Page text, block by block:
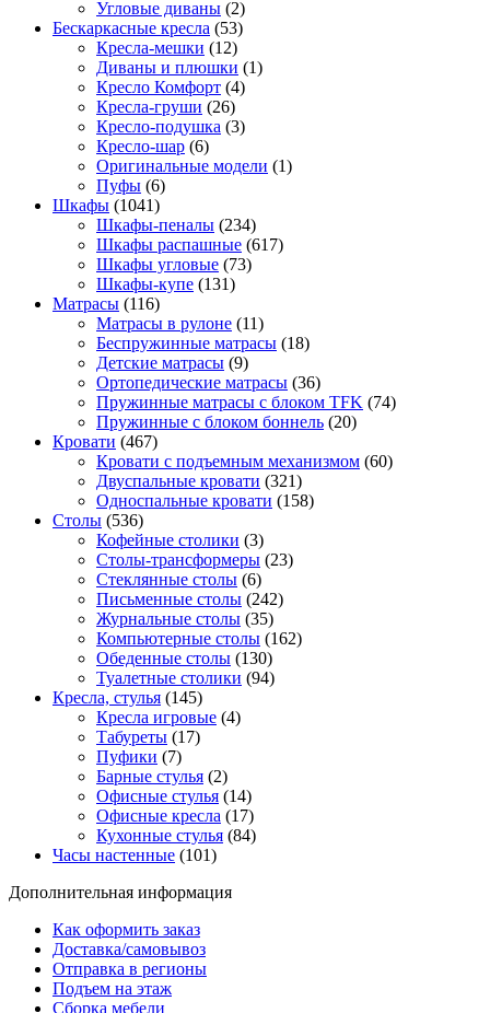
Угловые диваны (2)
Бескаркасные кресла (53)
Кресла-мешки (12)
Диваны и плюшки (1)
Кресло Комфорт (4)
Кресла-груши (26)
Кресло-подушка (3)
Кресло-шар (6)
Оригинальные модели (1)
Пуфы (6)
Шкафы (1041)
Шкафы-пеналы (234)
Шкафы распашные (617)
Шкафы угловые (73)
Шкафы-купе (131)
Матрасы (116)
Матрасы в рулоне (11)
Беспружинные матрасы (18)
Детские матрасы (9)
Ортопедические матрасы (36)
Пружинные матрасы с блоком TFK (74)
Пружинные с блоком боннель (20)
Кровати (467)
Кровати с подъемным механизмом (60)
Двуспальные кровати (321)
Односпальные кровати (158)
Столы (536)
Кофейные столики (3)
Столы-трансформеры (23)
Стеклянные столы (6)
Письменные столы (242)
Журнальные столы (35)
Компьютерные столы (162)
Обеденные столы (130)
Туалетные столики (94)
Кресла, стулья (145)
Кресла игровые (4)
Табуреты (17)
Пуфики (7)
Барные стулья (2)
Офисные стулья (14)
Офисные кресла (17)
Кухонные стулья (84)
Часы настенные (101)
Дополнительная информация
Как оформить заказ
Доставка/самовывоз
Отправка в регионы
Подъем на этаж
Сборка мебели